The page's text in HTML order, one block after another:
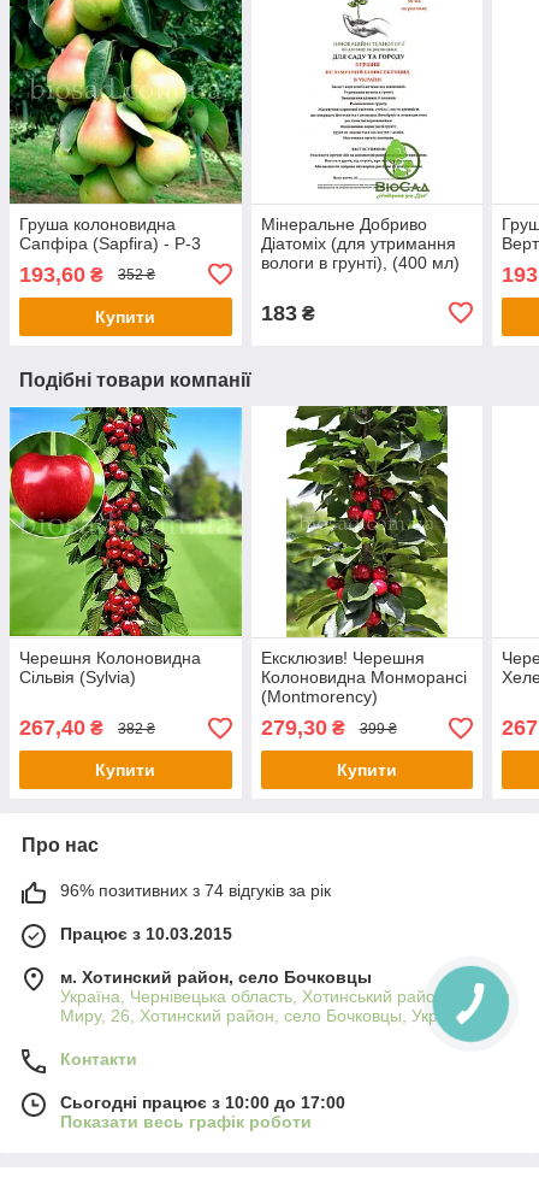
Груша колоновидна
Сапфіра (Sapfira) - Р-3
193,60 ₴ 352 ₴
Купити
Мінеральне Добриво
Діатоміх (для утримання
вологи в грунті), (400 мл)
183₴
Подібні товари компанії
Черешня Колоновидна
Сільвія (Sylvia)
267,40 ₴ 382 ₴
Купити
Ексклюзив! Черешня
Колоновидна Монморансі
(Montmorency)
279,30₴ 399 ₴
Купити
Про нас
96% позитивних з 74 відгуків за рік
Працює з 10.03.2015
м. Хотинский район, село Бочковцы
Україна, Чернівецька область, Хотинський район, вулиця
Миру, 26, Хотинский район, село Бочковцы, Україна
Контакти
Сьогодні працює з 10:00 до 17:00
Показати весь графік роботи